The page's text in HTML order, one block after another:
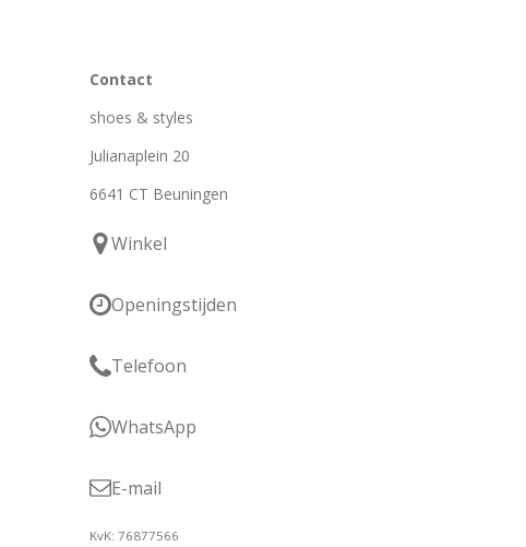
Contact
shoes & styles
Julianaplein 20
6641 CT Beuningen
Winkel
Openingstijden
Telefoon
WhatsApp
E-mail
KvK: 76877566